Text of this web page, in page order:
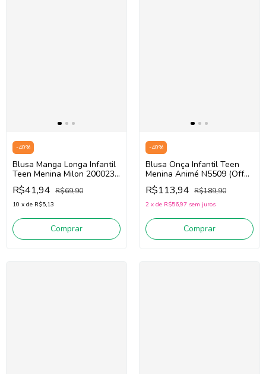
-40%
Blusa Manga Longa Infantil
Teen Menina Milon 2000238
(Branco)
R$41,94 R$69,90
10 x de R$5,13
Comprar
-40%
Blusa Onça Infantil Teen
Menina Animé N5509 (Off
White)
R$113,94 R$189,90
2 x de R$56,97 sem juros
Comprar